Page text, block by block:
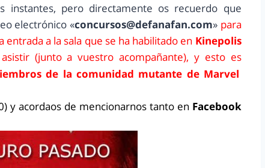
pero directamente os recuerdo que
electrónico «concursos@defanafan.com» para
entrada a la sala que se ha habilitado en Kinepolis
(junto a vuestro acompañante), y esto es
de la comunidad mutante de Marvel
y acordaos de mencionarnos tanto en Facebook